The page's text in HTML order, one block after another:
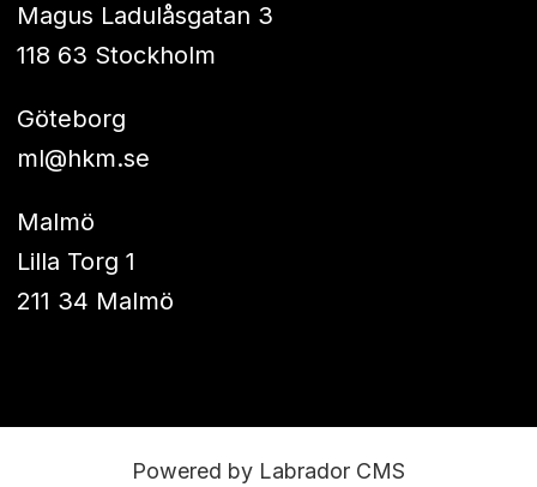
Magus Ladulåsgatan 3
118 63 Stockholm
Göteborg
ml@hkm.se
Malmö
Lilla Torg 1
211 34 Malmö
Powered by Labrador CMS